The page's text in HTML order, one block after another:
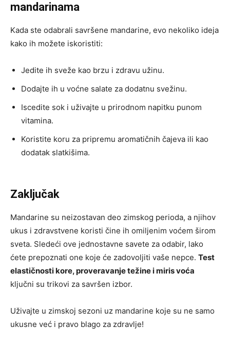
mandarinama
Kada ste odabrali savršene mandarine, evo nekoliko ideja
kako ih možete iskoristiti:
Jedite ih sveže kao brzu i zdravu užinu.
Dodajte ih u voćne salate za dodatnu svežinu.
Iscedite sok i uživajte u prirodnom napitku punom
vitamina.
Koristite koru za pripremu aromatičnih čajeva ili kao
dodatak slatkišima.
Zaključak
Mandarine su neizostavan deo zimskog perioda, a njihov
ukus i zdravstvene koristi čine ih omiljenim voćem širom
sveta. Sledeći ove jednostavne savete za odabir, lako
ćete prepoznati one koje će zadovoljiti vaše nepce. Test
elastičnosti kore, proveravanje težine i miris voća
ključni su trikovi za savršen izbor.
Uživajte u zimskoj sezoni uz mandarine koje su ne samo
ukusne već i pravo blago za zdravlje!